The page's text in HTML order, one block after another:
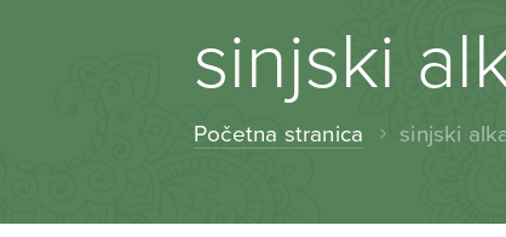
sinjski
Početna stranica sinjski